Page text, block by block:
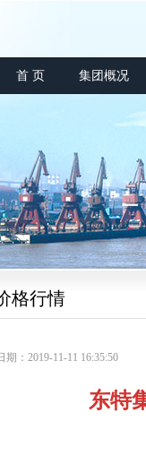
首 页 集团概况
格行情
期：2019-11-11 16:35:50
东特